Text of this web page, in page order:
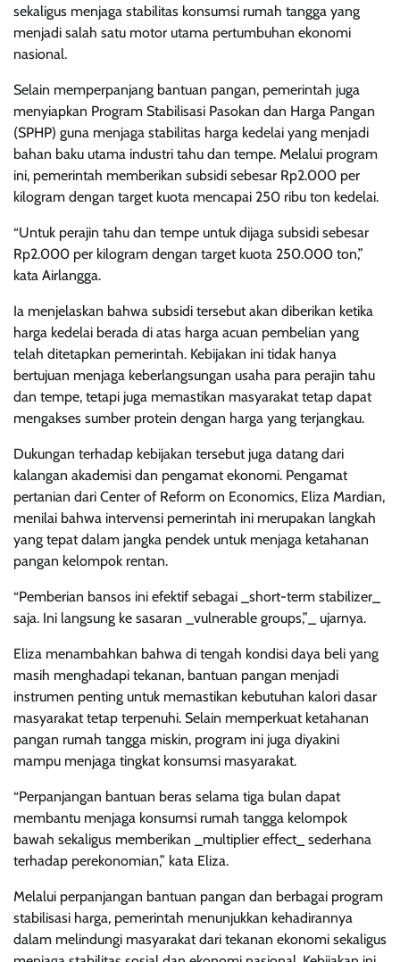
sekaligus menjaga stabilitas konsumsi rumah tangga yang
menjadi salah satu motor utama pertumbuhan ekonomi
nasional.
Selain memperpanjang bantuan pangan, pemerintah juga
menyiapkan Program Stabilisasi Pasokan dan Harga Pangan
(SPHP) guna menjaga stabilitas harga kedelai yang menjadi
bahan baku utama industri tahu dan tempe. Melalui program
ini, pemerintah memberikan subsidi sebesar Rp2.000 per
kilogram dengan target kuota mencapai 250 ribu ton kedelai.
“Untuk perajin tahu dan tempe untuk dijaga subsidi sebesar
Rp2.000 per kilogram dengan target kuota 250.000 ton,”
kata Airlangga.
Ia menjelaskan bahwa subsidi tersebut akan diberikan ketika
harga kedelai berada di atas harga acuan pembelian yang
telah ditetapkan pemerintah. Kebijakan ini tidak hanya
bertujuan menjaga keberlangsungan usaha para perajin tahu
dan tempe, tetapi juga memastikan masyarakat tetap dapat
mengakses sumber protein dengan harga yang terjangkau.
Dukungan terhadap kebijakan tersebut juga datang dari
kalangan akademisi dan pengamat ekonomi. Pengamat
pertanian dari Center of Reform on Economics, Eliza Mardian,
menilai bahwa intervensi pemerintah ini merupakan langkah
yang tepat dalam jangka pendek untuk menjaga ketahanan
pangan kelompok rentan.
“Pemberian bansos ini efektif sebagai _short-term stabilizer_
saja. Ini langsung ke sasaran _vulnerable groups,”_ ujarnya.
Eliza menambahkan bahwa di tengah kondisi daya beli yang
masih menghadapi tekanan, bantuan pangan menjadi
instrumen penting untuk memastikan kebutuhan kalori dasar
masyarakat tetap terpenuhi. Selain memperkuat ketahanan
pangan rumah tangga miskin, program ini juga diyakini
mampu menjaga tingkat konsumsi masyarakat.
“Perpanjangan bantuan beras selama tiga bulan dapat
membantu menjaga konsumsi rumah tangga kelompok
bawah sekaligus memberikan _multiplier effect_ sederhana
terhadap perekonomian,” kata Eliza.
Melalui perpanjangan bantuan pangan dan berbagai program
stabilisasi harga, pemerintah menunjukkan kehadirannya
dalam melindungi masyarakat dari tekanan ekonomi sekaligus